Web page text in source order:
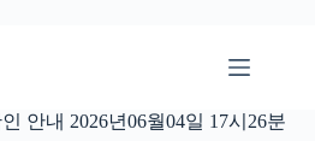
안내 2026년06월04일 17시26분